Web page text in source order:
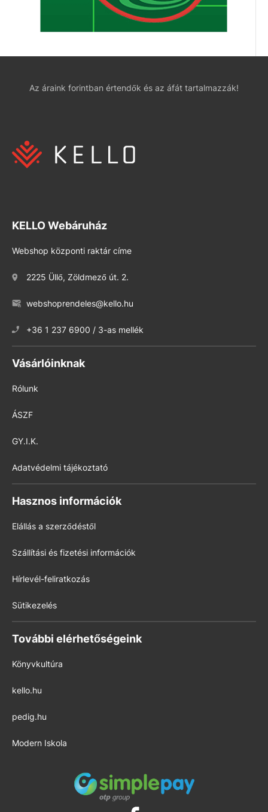
Az áraink forintban értendők és az áfát tartalmazzák!
KELLO Webáruház
Webshop központi raktár címe
2225 Üllő, Zöldmező út. 2.
webshoprendeles@kello.hu
+36 1 237 6900 / 3-as mellék
Vásárlóinknak
Rólunk
ÁSZF
GY.I.K.
Adatvédelmi tájékoztató
Hasznos információk
Elállás a szerződéstől
Szállítási és fizetési információk
Hírlevél-feliratkozás
Sütikezelés
További elérhetőségeink
Könyvkultúra
kello.hu
pedig.hu
Modern Iskola